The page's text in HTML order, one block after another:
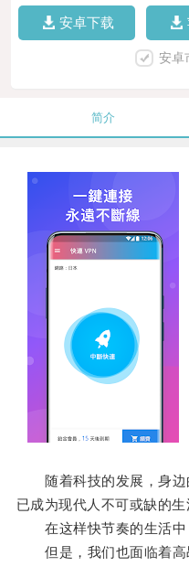
安卓下载
安卓
简介
随着科技的发展，身边
已成为现代人不可或缺的生
在这样快节奏的生活中
但是，我们也面临着高